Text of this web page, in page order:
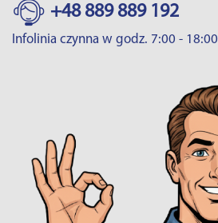
+48 889 889 192
Infolinia czynna w godz. 7:00 - 18:00